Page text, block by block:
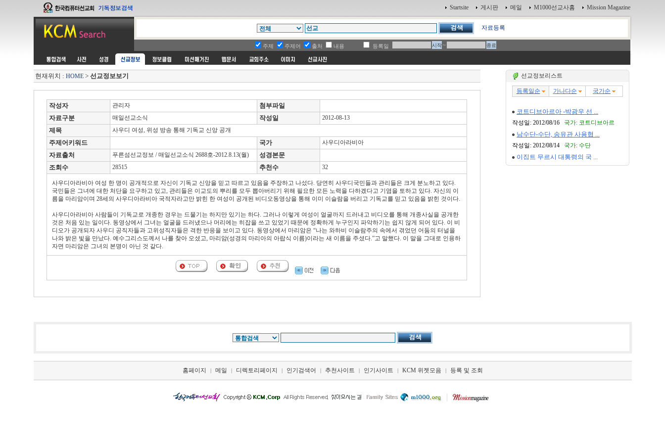
Startsite 게시판 메일 M1000선교사홈 Mission Magazine
자료등록
주제 주제어 출처 내용 등록일 ~
현재위치 : HOME> 선교정보보기
작성자 관리자
첨부파일
자료구분
매일선교소식 작성일 2012-08-13
제목 사우디 여성, 위성 방송 통해 기독교 신앙 공개
주제어키워드 국가 사우디아라비아
자료출처 푸른섬선교정보 / 매일선교소식 2688호-2012.8.13(월)
성경본문
조회수
28515 추천수 32
사우디아라비아 여성 한 명이 공개적으로 자신이 기독교 신앙을 믿고 따르고 있음을 주장하고 나섰다. 당연히 사우디국민들과 관리들은 크게 분노하고 있다.
국민들은 그녀에 대한 처단을 요구하고 있고, 관리들은 이교도의 뿌리를 모두 뽑아버리기 위해 필요한 모든 노력을 다하겠다고 기염을 토하고 있다. 자신의 이
름을 마리암이며 28세의 사우디아라비아 국적자라고만 밝힌 한 여성이 공개된 비디오동영상을 통해 이미 이슬람을 버리고 기독교를 믿고 있음을 밝힌 것이다.
사우디아라비아 사람들이 기독교로 개종한 경우는 드물기는 하지만 있기는 하다. 그러나 이렇게 여성이 얼굴까지 드러내고 비디오를 통해 개종사실을 공개한
것은 처음 있는 일이다. 동영상에서 그녀는 얼굴을 드러냈으나 머리에는 히잡을 쓰고 있었기 때문에 정확하게 누구인지 파악하기는 쉽지 않게 되어 있다. 이 비
디오가 공개되자 사우디 공직자들과 고위성직자들은 격한 반응을 보이고 있다. 동영상에서 마리암은 “나는 와하비 이슬람주의 속에서 겪었던 어둠의 터널을
나와 밝은 빛을 만났다. 예수그리스도께서 나를 찾아 오셨고, 마리암(성경의 마리아의 아랍식 이름)이라는 새 이름을 주셨다.”고 말했다. 이 말을 그대로 인용하
자면 마리암은 그녀의 본명이 아닌 것 같다.
선교정보리스트
홈페이지 | 메일 | 디렉토리페이지 | 인기검색어 | 추천사이트 | 인기사이트 | KCM 위젯모음 | 등록 및 조회